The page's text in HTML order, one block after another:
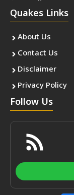
Quakes Links
About Us
Contact Us
Disclaimer
Privacy Policy
Follow Us